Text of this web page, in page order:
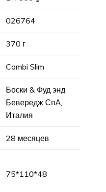
026764
370 г
Combi Slim
Боски & Фуд энд
Бевередж СпА,
Италия
28 месяцев
75*110*48